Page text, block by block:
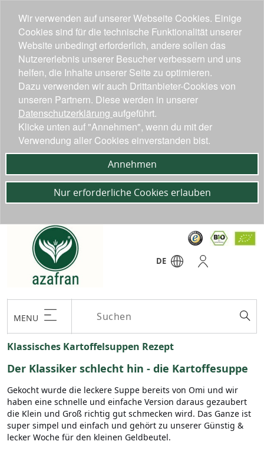
DE
MENU
Klassisches Kartoffelsuppen Rezept
Der Klassiker schlecht hin - die Kartoffesuppe
Gekocht wurde die leckere Suppe bereits von Omi und wir
haben eine schnelle und einfache Version daraus gezaubert
die Klein und Groß richtig gut schmecken wird. Das Ganze ist
super simpel und einfach und gehört zu unserer Günstig &
lecker Woche für den kleinen Geldbeutel.
Wir verwenden auf unserer Webseite Cookies. Einige
Cookies sind für die technische Funktionalität unserer
Website unbedingt erforderlich, andere sollen das
Nutzererlebnis unserer Besucher verbessern und uns
helfen, die Inhalte unserer Seite zu optimieren.
Dazu verwenden wir auch Drittanbieter-Cookies von
unseren Partnern. Diese werden in unserer
Datenschutzerklärung aufgeführt.
Klicke unten auf "Annehmen", wenn du mit der
Verwendung aller Cookies einverstanden bist.
Annehmen
Nur erforderliche Cookies erlauben